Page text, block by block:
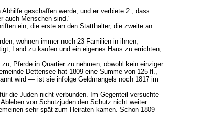
geschaffen werde, und er verbiete 2., dass
auch Menschen sind.'
ein, die erste an den Statthalter, die zweite an
wohnen immer noch 23 Familien in ihnen;
Land zu kaufen und ein eigenes Haus zu errichten,
Pferde in Quartier zu nehmen, obwohl kein einziger
Dettensee hat 1809 eine Summe von 125 fl.,
wird — ist sie infolge Geldmangels noch 1817 im
die Juden nicht verbunden. Im Gegenteil versuchte
von Schutzjuden den Schutz nicht weiter
sehr spät zum Heiraten kamen. Schon 1809 —